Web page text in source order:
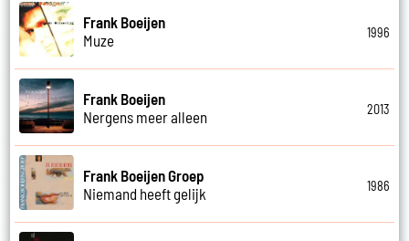
Frank Boeijen
Muze
1996
Frank Boeijen
Nergens meer alleen
2013
Frank Boeijen Groep
Niemand heeft gelijk
1986